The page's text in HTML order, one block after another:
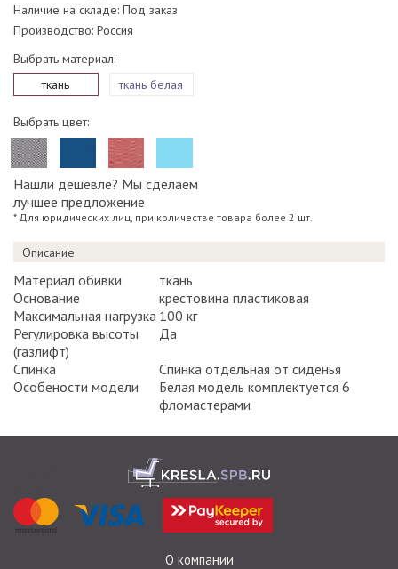
Наличие на складе: Под заказ
Производство: Россия
Выбрать материал:
ткань
ткань белая
Выбрать цвет:
Нашли дешевле? Мы сделаем
лучшее предложение
* Для юридических лиц, при количестве товара более 2 шт.
Описание
Материал обивки
ткань
Основание
крестовина пластиковая
Максимальная нагрузка 100 кг
Регулировка высоты
(газлифт)
Да
Спинка
Спинка отдельная от сиденья
Особености модели
Белая модель комплектуется 6
фломастерами
О компании